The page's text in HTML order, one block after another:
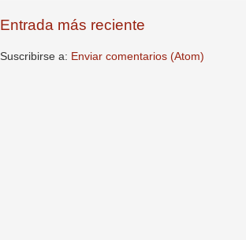
Entrada más reciente
Suscribirse a: Enviar comentarios (Atom)